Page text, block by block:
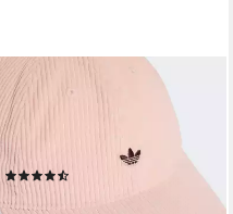
ADIDAS ORIGINALS
Baseball Cap CORDUROY
Baseballcap aus weichem
Cord
21,99 €